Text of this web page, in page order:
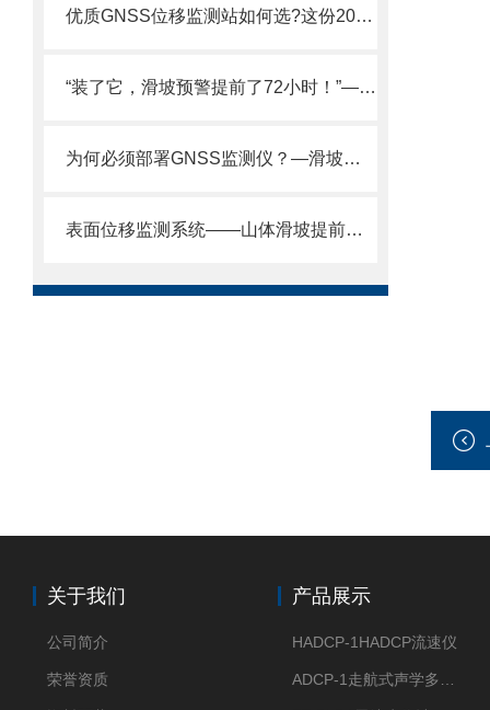
优质GNSS位移监测站如何选?这份2026年生产商排行榜与选购指南请收好!
“装了它，滑坡预警提前了72小时！”——用户盛赞GNSS位移站的精准预判力.
为何必须部署GNSS监测仪？—滑坡、崩塌、泥石流等地质灾害隐患点分布广泛。
表面位移监测系统——山体滑坡提前预警监测：防范地质灾害。
关于我们
公司简介
荣誉资质
产品展示
HADCP-1HADCP流速仪